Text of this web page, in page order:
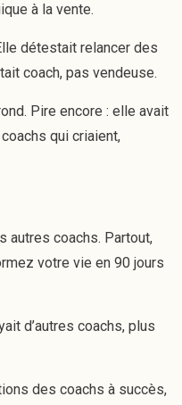
à la vente.
détestait relancer des
coach, pas vendeuse.
Pire encore : elle avait
qui criaient,
autres coachs. Partout,
votre vie en 90 jours
d’autres coachs, plus
des coachs à succès,